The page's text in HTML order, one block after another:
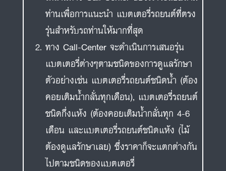
ท่านเพื่อการแนะนำ แบตเตอรี่รถยนต์ที่ตรง
รุ่นสำหรับรถท่านให้มากที่สุด
ทาง Call-Center จะดำเนินการเสนอรุ่น
แบตเตอรี่ต่างๆตามชนิดของการดูแลรักษา
ตัวอย่างเช่น แบตเตอรี่รถยนต์ชนิดน้ำ (ต้อง
คอยเติมน้ำกลั่นทุกเดือน), แบตเตอรี่รถยนต์
ชนิดกึ่งแห้ง (ต้องคอยเติมน้ำกลั่นทุก 4-6
เดือน และแบตเตอรี่รถยนต์ชนิดแห้ง (ไม้
ต้องดูแลรักษาเลย) ซึ่งราคาก็จะแตกต่างกัน
ไปตามชนิดของแบตเตอรี่